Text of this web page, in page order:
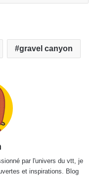
gravel canyon
par l'univers du vtt, je
et inspirations. Blog